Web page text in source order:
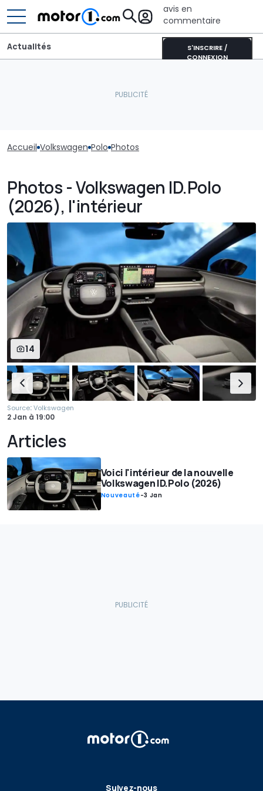
avis en
commentaire
S'INSCRIRE /
CONNEXION
Actualités
Accueil Volkswagen Polo Photos
Photos - Volkswagen ID.Polo
(2026), l'intérieur
14
Source:Volkswagen
2 Jan à 19:00
Articles
Voici l'intérieur de la nouvelle
Volkswagen ID.Polo (2026)
Nouveauté-3 Jan
Suivez-nous